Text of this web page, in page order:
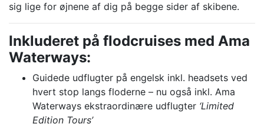
sig lige for øjnene af dig på begge sider af skibene.
Inkluderet på flodcruises med Ama
Waterways:
Guidede udflugter på engelsk inkl. headsets ved
hvert stop langs floderne – nu også inkl. Ama
Waterways ekstraordinære udflugter ‘Limited
Edition Tours’